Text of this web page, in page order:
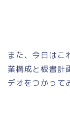
また、今日はこ
業構成と板書計
デオをつかって